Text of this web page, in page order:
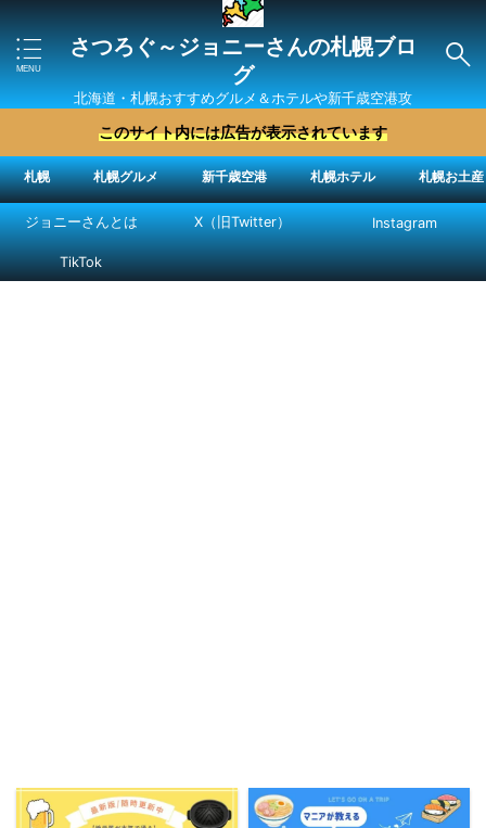
さつろぐ～ジョニーさんの札幌ブロ
グ
北海道・札幌おすすめグルメ＆ホテルや新千歳空港攻
略法を紹介 ″ジョニーさん“で検索
このサイト内には広告が表示されています
札幌 札幌グルメ 新千歳空港 札幌ホテル 札幌お土産
ジョニーさんとは X（旧Twitter） Instagram
TikTok